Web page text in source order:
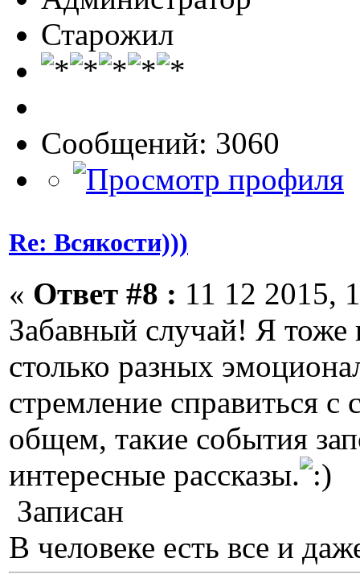
Старожил
Сообщений: 3060
Re: Всякости)))
« Ответ #8 : 11 12 2015,
Забавный случай! Я тоже
столько разных
стремление справиться с
общем, такие события
интересные рассказы.
Записан
В человеке есть все и